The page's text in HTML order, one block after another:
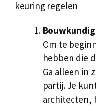
keuring regelen
Om te
hebben die
Ga alleen in
partij. Je
architecten,